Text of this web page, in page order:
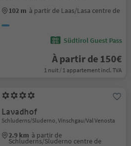
102 m à partir de Laas/Lasa centre de
Südtirol Guest Pass
À partir de 150€
1 nuit / 1 appartement incl. TVA
Lavadhof
Schluderns/Sluderno, Vinschgau/Val Venosta
2.9 km à partir de
Schluderns/Sluderno centre de